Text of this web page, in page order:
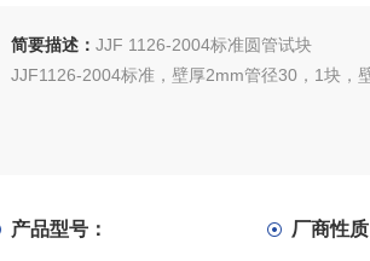
简要描述：JJF 1126-2004标准圆管试块
JJF1126-2004标准，壁厚2mm管径30，1块，
产品型号： 厂商性